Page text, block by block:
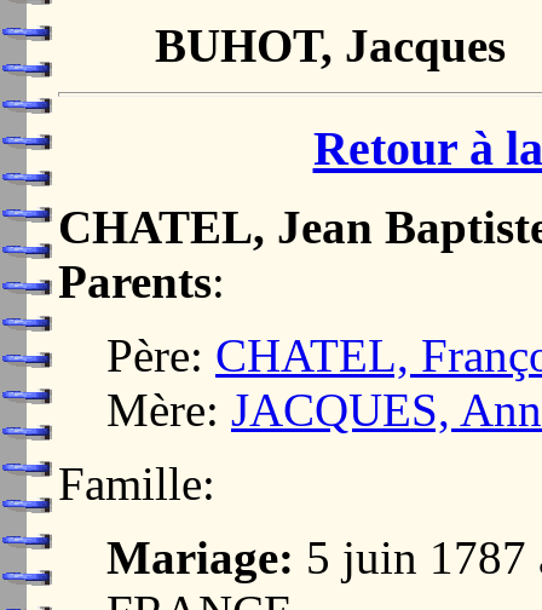
BUHOT, Jacques
Retour à
CHATEL, Jean
Parents:
Père: CHATEL,
Mère: JACQUES,
Famille:
Mariage: 5 juin 1787